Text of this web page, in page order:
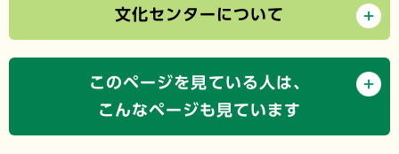
文化センターについて
このページを見ている人は、
こんなページも見ています